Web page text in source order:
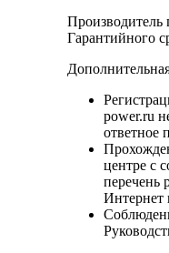
Производитель
Гарантийного
power.ru
ответное
центре с
перечень
Интернет